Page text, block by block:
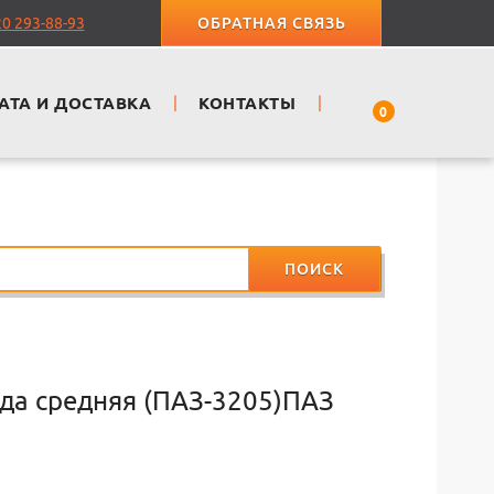
ПОИСК
средняя (ПАЗ-3205)ПАЗ
293-88-93 ОБРАТНАЯ СВЯЗЬ
И ДОСТАВКА КОНТАКТЫ 0